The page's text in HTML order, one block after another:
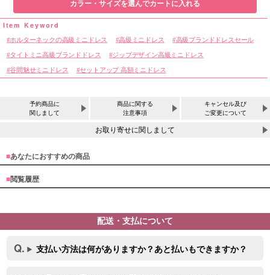
カラー・サイズを選んでカートに入れる
ホルターネックの高級ミニドレス 高級ミニドレス
高級ブランドドレスセール
タイトミニ高級ブランドドレス
ジップデザイン高級ミニドレス
谷間魅せミニドレス セットアップ 高額ミニドレス
予約商品に
関しまして
商品に関する
注意事項
キャンセル及び
ご変更について
お取り寄せに関しまして
■あなたにおすすめの商品
■閲覧履歴
配送・支払について
支払い方法は何がありますか？あと払いもできますか？